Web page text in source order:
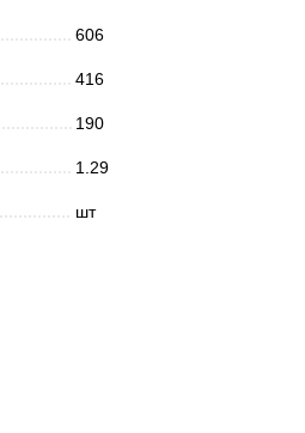
606
416
190
1.29
шт